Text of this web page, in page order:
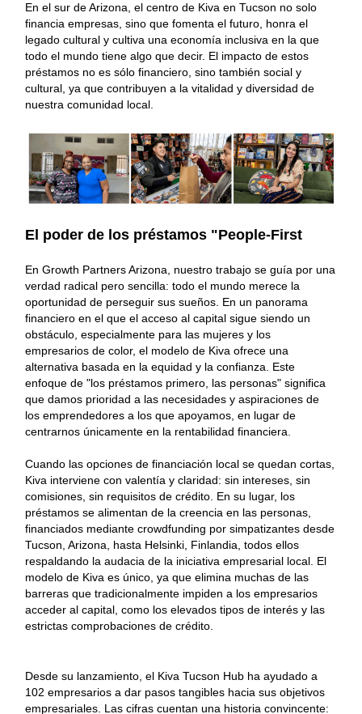
En el sur de Arizona, el centro de Kiva en Tucson no solo
financia empresas, sino que fomenta el futuro, honra el
legado cultural y cultiva una economía inclusiva en la que
todo el mundo tiene algo que decir. El impacto de estos
préstamos no es sólo financiero, sino también social y
cultural, ya que contribuyen a la vitalidad y diversidad de
nuestra comunidad local.
El poder de los préstamos "People-First
En Growth Partners Arizona, nuestro trabajo se guía por una
verdad radical pero sencilla: todo el mundo merece la
oportunidad de perseguir sus sueños. En un panorama
financiero en el que el acceso al capital sigue siendo un
obstáculo, especialmente para las mujeres y los
empresarios de color, el modelo de Kiva ofrece una
alternativa basada en la equidad y la confianza. Este
enfoque de "los préstamos primero, las personas" significa
que damos prioridad a las necesidades y aspiraciones de
los emprendedores a los que apoyamos, en lugar de
centrarnos únicamente en la rentabilidad financiera.
Cuando las opciones de financiación local se quedan cortas,
Kiva interviene con valentía y claridad: sin intereses, sin
comisiones, sin requisitos de crédito. En su lugar, los
préstamos se alimentan de la creencia en las personas,
financiados mediante crowdfunding por simpatizantes desde
Tucson, Arizona, hasta Helsinki, Finlandia, todos ellos
respaldando la audacia de la iniciativa empresarial local. El
modelo de Kiva es único, ya que elimina muchas de las
barreras que tradicionalmente impiden a los empresarios
acceder al capital, como los elevados tipos de interés y las
estrictas comprobaciones de crédito.
Desde su lanzamiento, el Kiva Tucson Hub ha ayudado a
102 empresarios a dar pasos tangibles hacia sus objetivos
empresariales. Las cifras cuentan una historia convincente: